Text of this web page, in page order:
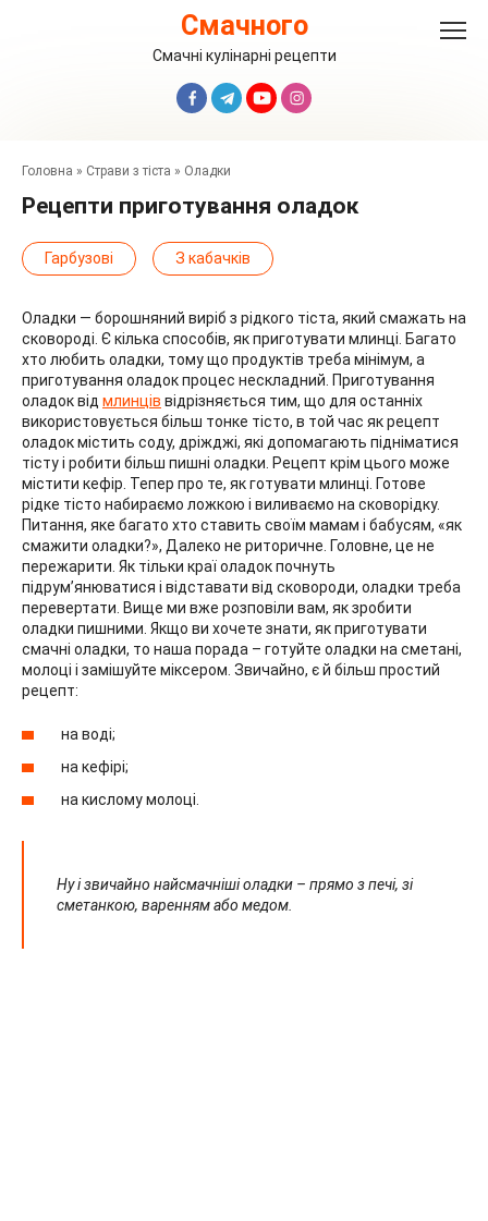
Смачного
Смачні кулінарні рецепти
Головна » Страви з тіста » Оладки
Рецепти приготування оладок
Гарбузові З кабачків
Оладки — борошняний виріб з рідкого тіста, який смажать на
сковороді. Є кілька способів, як приготувати млинці. Багато
хто любить оладки, тому що продуктів треба мінімум, а
приготування оладок процес нескладний. Приготування
оладок від млинців відрізняється тим, що для останніх
використовується більш тонке тісто, в той час як рецепт
оладок містить соду, дріжджі, які допомагають підніматися
тісту і робити більш пишні оладки. Рецепт крім цього може
містити кефір. Тепер про те, як готувати млинці. Готове
рідке тісто набираємо ложкою і виливаємо на сковорідку.
Питання, яке багато хто ставить своїм мамам і бабусям, «як
смажити оладки?», Далеко не риторичне. Головне, це не
пережарити. Як тільки краї оладок почнуть
підрум’янюватися і відставати від сковороди, оладки треба
перевертати. Вище ми вже розповіли вам, як зробити
оладки пишними. Якщо ви хочете знати, як приготувати
смачні оладки, то наша порада – готуйте оладки на сметані,
молоці і замішуйте міксером. Звичайно, є й більш простий
рецепт:
на воді;
на кефірі;
на кислому молоці.
Ну і звичайно найсмачніші оладки – прямо з печі, зі
сметанкою, варенням або медом.